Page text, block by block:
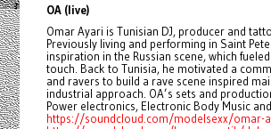
OA (live)
Omar Ayari is Tunisian DJ, producer and
Previously living and performing in Saint
inspiration in the Russian scene, which
touch. Back to Tunisia, he motivated a
and ravers to build a rave scene inspired
industrial approach. OA’s sets and
Power electronics, Electronic Body Music
https://soundcloud.com/modelsexx/omar-